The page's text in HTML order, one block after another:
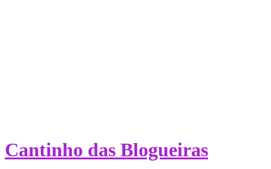
Cantinho das Blogueiras